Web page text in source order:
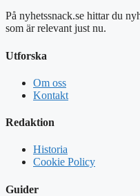
På nyhetssnack.se hittar du
som är relevant just nu.
Utforska
Om oss
Kontakt
Redaktion
Historia
Cookie Policy
Guider